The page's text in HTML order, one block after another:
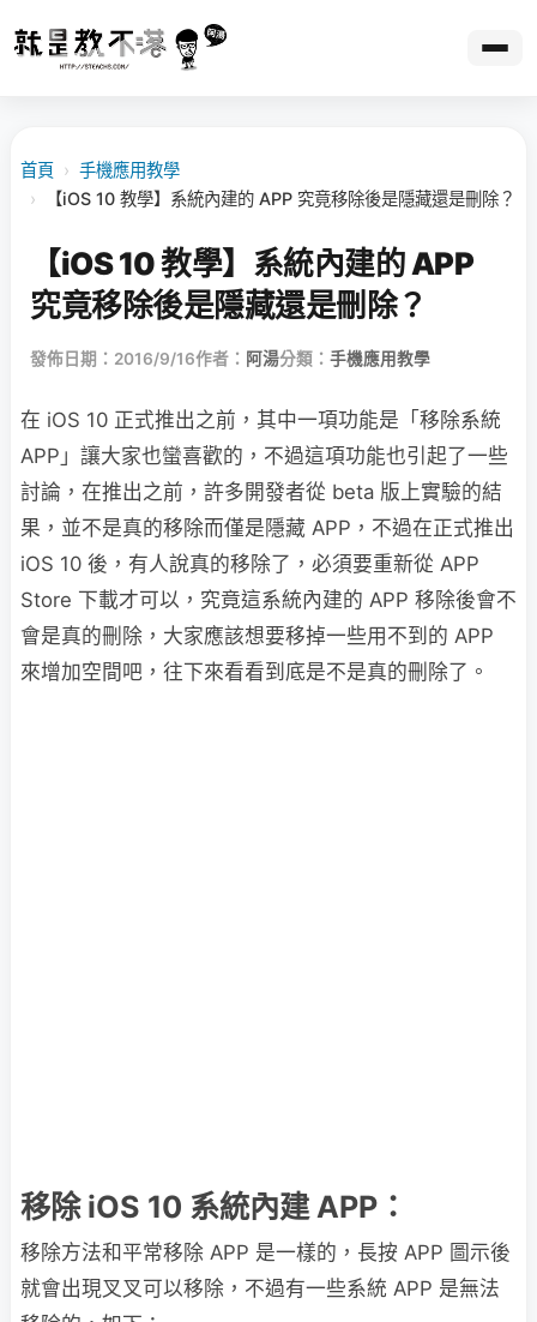
首頁 › 手機應用教學
›
【iOS 10 教學】系統內建的 APP 究竟移除後是隱藏還是刪除？
【iOS 10 教學】系統內建的 APP
究竟移除後是隱藏還是刪除？
發佈日期：2016/9/16作者： 阿湯分類： 手機應用教學
在 iOS 10 正式推出之前，其中一項功能是「移除系統
APP」讓大家也蠻喜歡的，不過這項功能也引起了一些
討論，在推出之前，許多開發者從 beta 版上實驗的結
果，並不是真的移除而僅是隱藏 APP，不過在正式推出
iOS 10 後，有人說真的移除了，必須要重新從 APP
Store 下載才可以，究竟這系統內建的 APP 移除後會不
會是真的刪除，大家應該想要移掉一些用不到的 APP
來增加空間吧，往下來看看到底是不是真的刪除了。
移除 iOS 10 系統內建 APP：
移除方法和平常移除 APP 是一樣的，長按 APP 圖示後
就會出現叉叉可以移除，不過有一些系統 APP 是無法